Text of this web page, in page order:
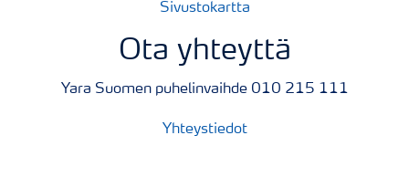
Sivustokartta
Ota yhteyttä
Yara Suomen puhelinvaihde 010 215 111
Yhteystiedot